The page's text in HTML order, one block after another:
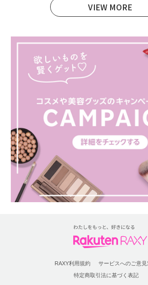
VIEW MORE
RAXY利用規約
サービスへのご意見
特定商取引法に基づく表記